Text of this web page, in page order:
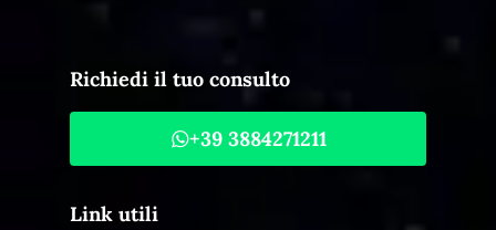
Richiedi il tuo consulto
+39 3884271211
Link utili